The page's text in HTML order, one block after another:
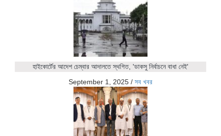
হাইকোর্টের আদেশ চেম্বার আদালতে স্থগিত, 'ডাকসু নির্বাচনে বাধা নেই'
September 1, 2025 / সব খবর